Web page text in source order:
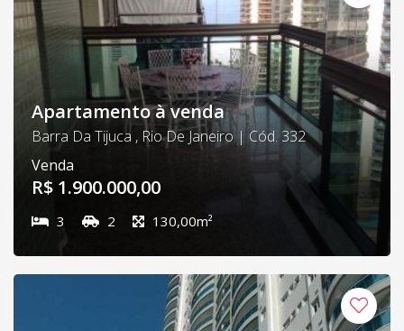
Apartamento à venda
Barra Da Tijuca , Rio De Janeiro | Cód. 332
Venda
R$ 1.900.000,00
3 2 130,00m²